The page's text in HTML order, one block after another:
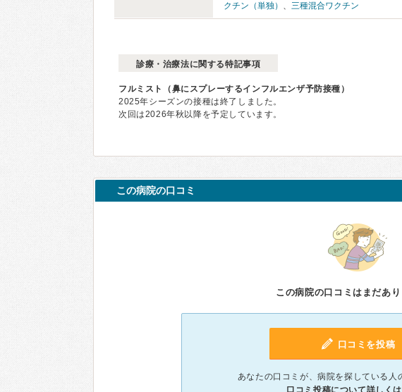
クチン（単独） 、 三種混合ワクチン
診療・治療法に関する特記事項
フルミスト（鼻にスプレーするインフルエンザ予防接種）
2025年シーズンの接種は終了しました。
次回は2026年秋以降を予定しています。
この病院の口コミ
この病院の口コミはまだあり
口コミを投稿
あなたの口コミが、病院を探している人
口コミ投稿について詳しく